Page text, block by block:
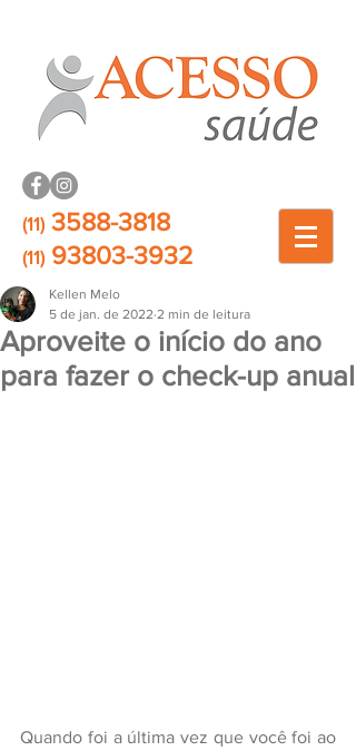
(11)3588-3818
(11)93803-3932
Aproveite o início do ano
para fazer o check-up anual
Kellen Melo
5 de jan. de 2022 2 min de leitura
Quando foi a última vez que você foi ao